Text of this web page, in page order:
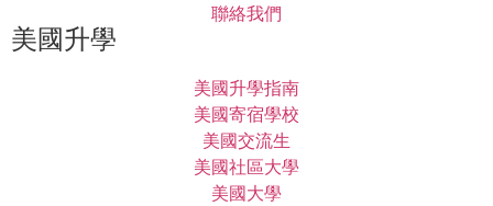
聯絡我們
美國升學
美國升學指南
美國寄宿學校
美國交流生
美國社區大學
美國大學